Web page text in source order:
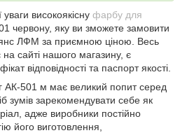
високоякісну фарбу для
червону, яку ви зможете замовити
ЛФМ за приємною ціною. Весь
на сайті нашого магазину, є
відповідності та паспорт якості.
АК-501 м має великий попит серед
зумів зарекомендувати себе як
адже виробники постійно
його виготовлення,